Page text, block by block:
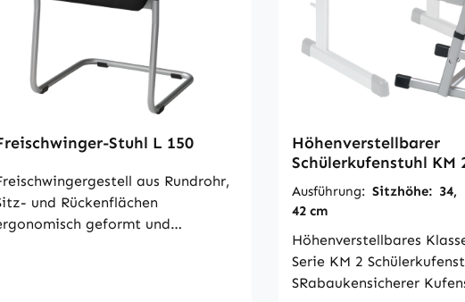
Stuhl L 150
aus Rundrohr,
und Rückenflächen
geformt und
Höhenverstellbarer
Schülerkufenstuhl KM
Ausführung: Sitzhöhe: 34,
42 cm
Höhenverstellbares
Serie KM 2
SRabaukensicherer